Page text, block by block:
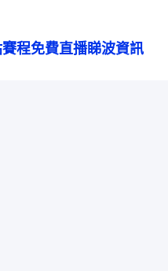
程免費直播睇波資訊